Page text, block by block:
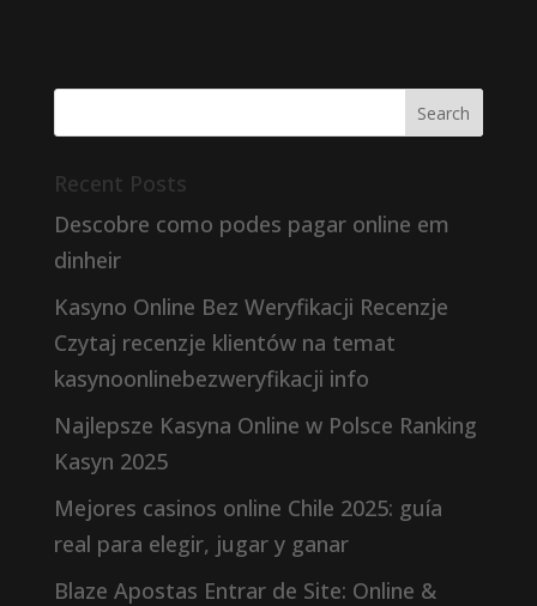
Recent Posts
Descobre como podes pagar online em
dinheir
Kasyno Online Bez Weryfikacji Recenzje
Czytaj recenzje klientów na temat
kasynoonlinebezweryfikacji info
Najlepsze Kasyna Online w Polsce Ranking
Kasyn 2025
Mejores casinos online Chile 2025: guía
real para elegir, jugar y ganar
Blaze Apostas Entrar de Site: Online &